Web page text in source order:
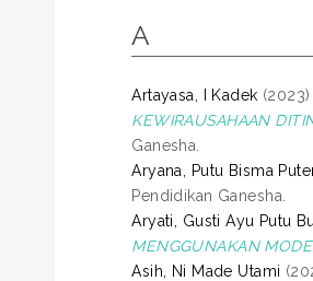
A
Artayasa, I Kadek (2023)
KEWIRAUSAHAAN
Ganesha.
Aryana, Putu Bisma
Pendidikan Ganesha.
Aryati, Gusti Ayu Putu
MENGGUNAKAN
Asih, Ni Made Utami